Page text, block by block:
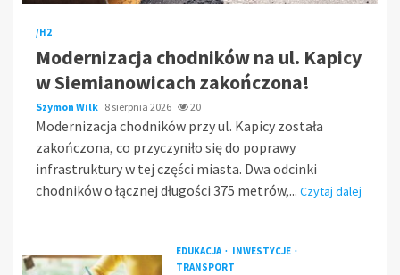
/H2
Modernizacja chodników na ul. Kapicy
w Siemianowicach zakończona!
Szymon Wilk 8 sierpnia 2026 20
Modernizacja chodników przy ul. Kapicy została
zakończona, co przyczyniło się do poprawy
infrastruktury w tej części miasta. Dwa odcinki
chodników o łącznej długości 375 metrów,... Czytaj dalej
EDUKACJA
INWESTYCJE
TRANSPORT